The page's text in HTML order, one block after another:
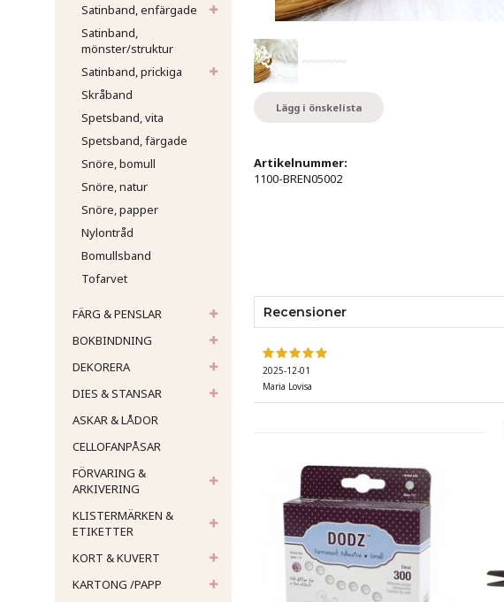
Satinband, enfärgade
Satinband,
mönster/struktur
Satinband, prickiga
Skråband
Spetsband, vita
Spetsband, färgade
Snöre, bomull
Snöre, natur
Snöre, papper
Nylontråd
Bomullsband
Tofarvet
FÄRG & PENSLAR
BOKBINDNING
DEKORERA
DIES & STANSAR
ASKAR & LÅDOR
CELLOFANPÅSAR
FÖRVARING &
ARKIVERING
KLISTERMÄRKEN &
ETIKETTER
KORT & KUVERT
KARTONG /PAPP
Lägg i önskelista
Artikelnummer:
1100-BREN05002
Recensioner
2025-12-01
Maria Lovisa